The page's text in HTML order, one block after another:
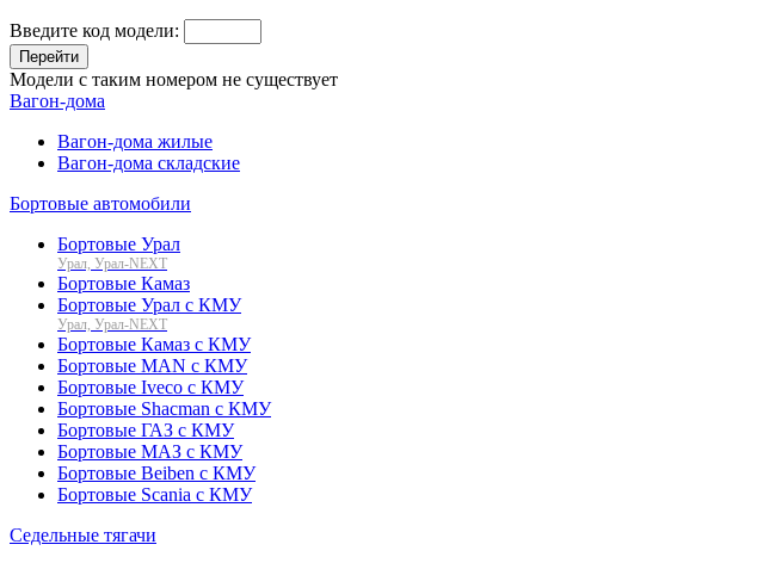
Введите код модели:
Перейти
Модели с таким номером не существует
Вагон-дома
Вагон-дома жилые
Вагон-дома складские
Бортовые автомобили
Бортовые Урал
Урал, Урал-NEXT
Бортовые Камаз
Бортовые Урал с КМУ
Урал, Урал-NEXT
Бортовые Камаз с КМУ
Бортовые MAN с КМУ
Бортовые Iveco с КМУ
Бортовые Shacman с КМУ
Бортовые ГАЗ с КМУ
Бортовые МАЗ с КМУ
Бортовые Beiben с КМУ
Бортовые Scania с КМУ
Седельные тягачи